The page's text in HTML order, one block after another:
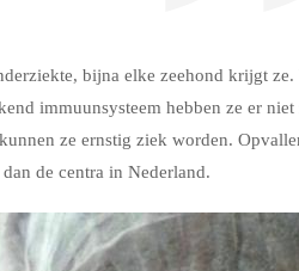
bijna elke zeehond krijgt
immuunsysteem hebben ze er
ze ernstig ziek worden.
de centra in Nederland.